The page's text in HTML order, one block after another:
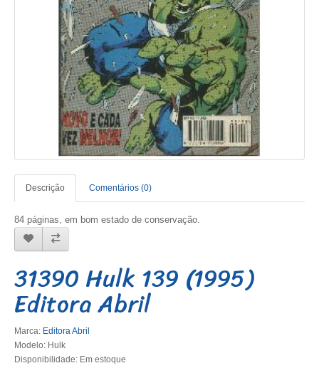
Descrição Comentários (0)
84 páginas, em bom estado de conservação.
31390 Hulk 139 (1995)
Editora Abril
Marca: Editora Abril
Modelo: Hulk
Disponibilidade: Em estoque